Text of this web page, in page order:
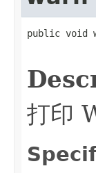
public void
打印